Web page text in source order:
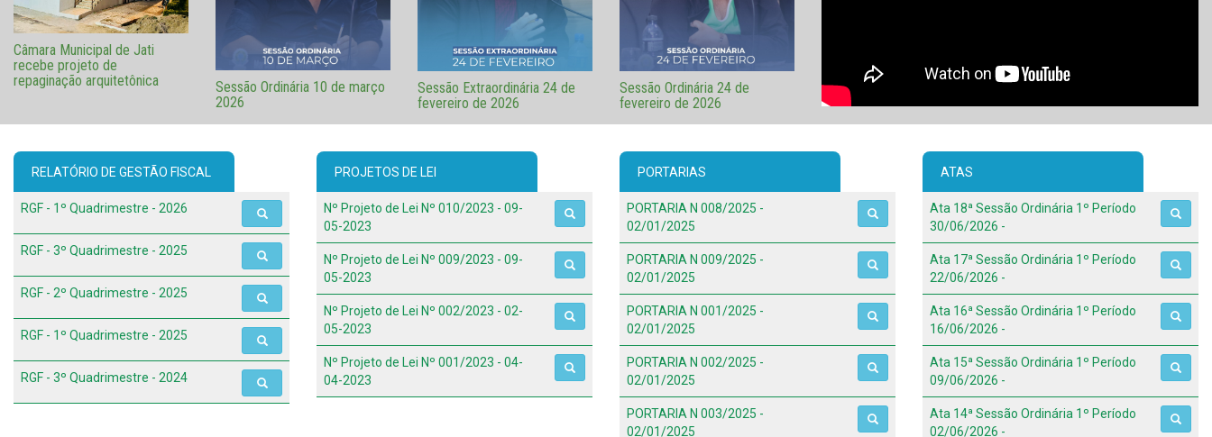
Câmara Municipal de Jati
recebe projeto de
repaginação arquitetônica
Sessão Ordinária 10 de março
2026
Sessão Extraordinária 24 de
fevereiro de 2026
Sessão Ordinária 24 de
fevereiro de 2026
RELATÓRIO DE GESTÃO FISCAL
RGF - 1º Quadrimestre - 2026
RGF - 3º Quadrimestre - 2025
RGF - 2º Quadrimestre - 2025
RGF - 1º Quadrimestre - 2025
RGF - 3º Quadrimestre - 2024
PROJETOS DE LEI
Nº Projeto de Lei Nº 010/2023 - 09-
05-2023
Nº Projeto de Lei Nº 009/2023 - 09-
05-2023
Nº Projeto de Lei Nº 002/2023 - 02-
05-2023
Nº Projeto de Lei Nº 001/2023 - 04-
04-2023
PORTARIAS
PORTARIA N 008/2025 -
02/01/2025
PORTARIA N 009/2025 -
02/01/2025
PORTARIA N 001/2025 -
02/01/2025
PORTARIA N 002/2025 -
02/01/2025
PORTARIA N 003/2025 -
02/01/2025
ATAS
Ata 18ª Sessão Ordinária 1º Período
30/06/2026 -
Ata 17ª Sessão Ordinária 1º Período
22/06/2026 -
Ata 16ª Sessão Ordinária 1º Período
16/06/2026 -
Ata 15ª Sessão Ordinária 1º Período
09/06/2026 -
Ata 14ª Sessão Ordinária 1º Período
02/06/2026 -